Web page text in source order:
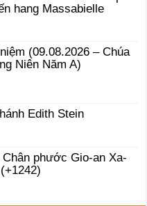
hang Massabielle
(09.08.2026 – Chúa
Niên Năm A)
Edith Stein
phước Gio-an Xa-